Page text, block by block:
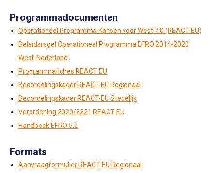
Programmadocumenten
Operationeel Programma Kansen voor West 7.0 (REACT EU)
Beleidsregel Operationeel Programma EFRO 2014-2020
West-Nederland
Programmafiches REACT EU
Beoordelingskader REACT-EU Regionaal
Beoordelingskader REACT-EU Stedelijk
Verordening 2020/2221 REACT EU
Handboek EFRO 5.2
Formats
Aanvraagformulier REACT EU Regionaal